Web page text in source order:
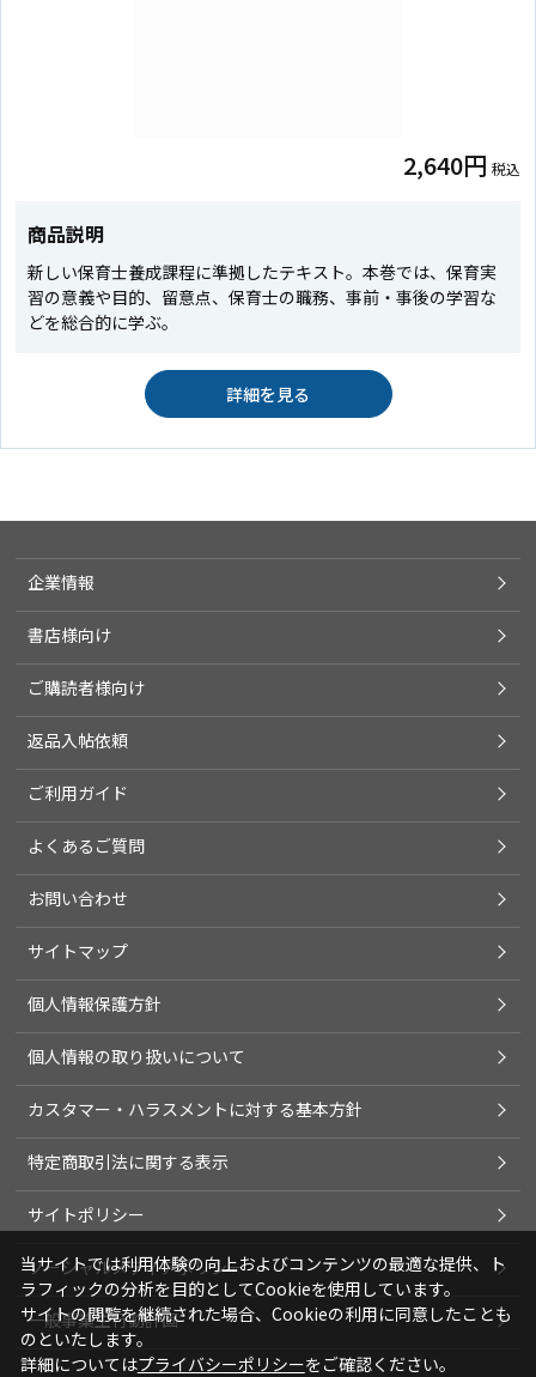
2,640円 税込
商品説明
新しい保育士養成課程に準拠したテキスト。本巻では、保育実
習の意義や目的、留意点、保育士の職務、事前・事後の学習な
どを総合的に学ぶ。
詳細を見る
企業情報
書店様向け
ご購読者様向け
返品入帖依頼
ご利用ガイド
よくあるご質問
お問い合わせ
サイトマップ
個人情報保護方針
個人情報の取り扱いについて
カスタマー・ハラスメントに対する基本方針
特定商取引法に関する表示
サイトポリシー
ソーシャルメディアポリシー
一般事業主行動計画
当サイトでは利用体験の向上およびコンテンツの最適な提供、ト
ラフィックの分析を目的としてCookieを使用しています。
サイトの閲覧を継続された場合、Cookieの利用に同意したことも
のといたします。
詳細についてはプライバシーポリシーをご確認ください。